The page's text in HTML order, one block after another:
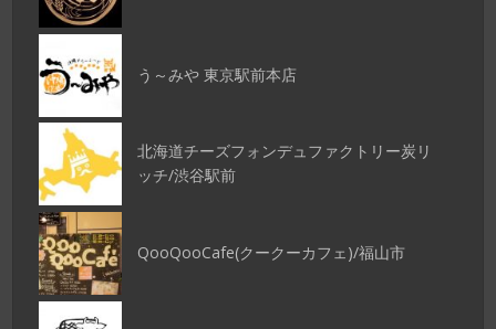
う～みや 東京駅前本店
北海道チーズフォンデュファクトリー炭リ
ッチ/渋谷駅前
QooQooCafe(クークーカフェ)/福山市